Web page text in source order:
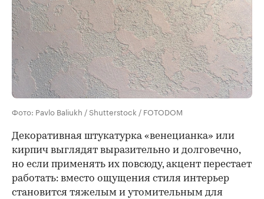
Фото: Pavlo Baliukh / Shutterstock / FOTODOM
Декоративная штукатурка «венецианка» или
кирпич выглядят выразительно и долговечно,
но если применять их повсюду, акцент перестает
работать: вместо ощущения стиля интерьер
становится тяжелым и утомительным для